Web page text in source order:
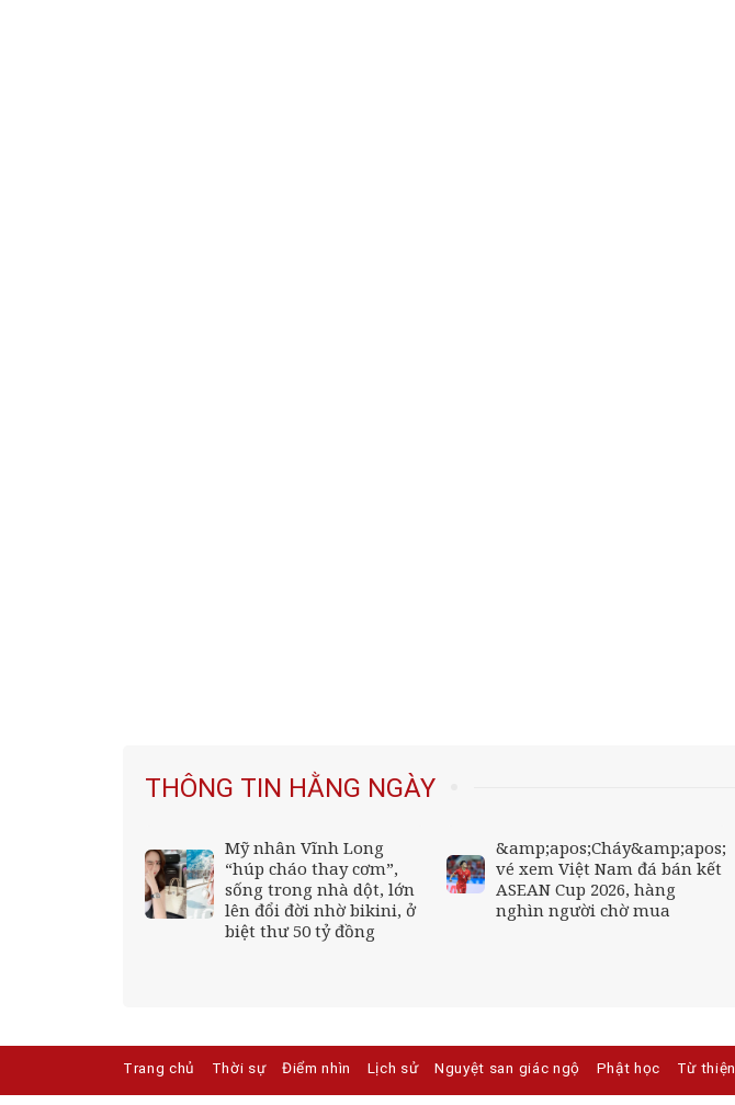
THÔNG TIN HẰNG NGÀY
Mỹ nhân Vĩnh Long
“húp cháo thay cơm”,
sống trong nhà dột, lớn
lên đổi đời nhờ bikini, ở
biệt thư 50 tỷ đồng
&amp;apos;Cháy&amp;apos;
vé xem Việt Nam đá bán kết
ASEAN Cup 2026, hàng
nghìn người chờ mua
Trang chủ Thời sự Điểm nhìn Lịch sử Nguyệt san giác ngộ Phật học Từ thiện